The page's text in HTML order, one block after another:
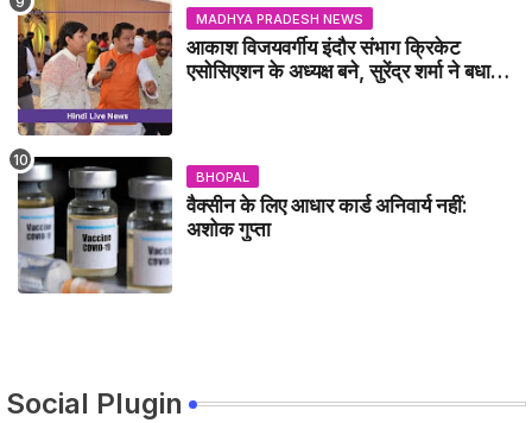
MADHYA PRADESH NEWS
आकाश विजयवर्गीय इंदौर संभाग क्रिकेट
एसोसिएशन के अध्यक्ष बने, सुरेंद्र शर्मा ने बधाई
BHOPAL
वैक्सीन के लिए आधार कार्ड अनिवार्य नहीं:
अशोक गुप्ता
Social Plugin